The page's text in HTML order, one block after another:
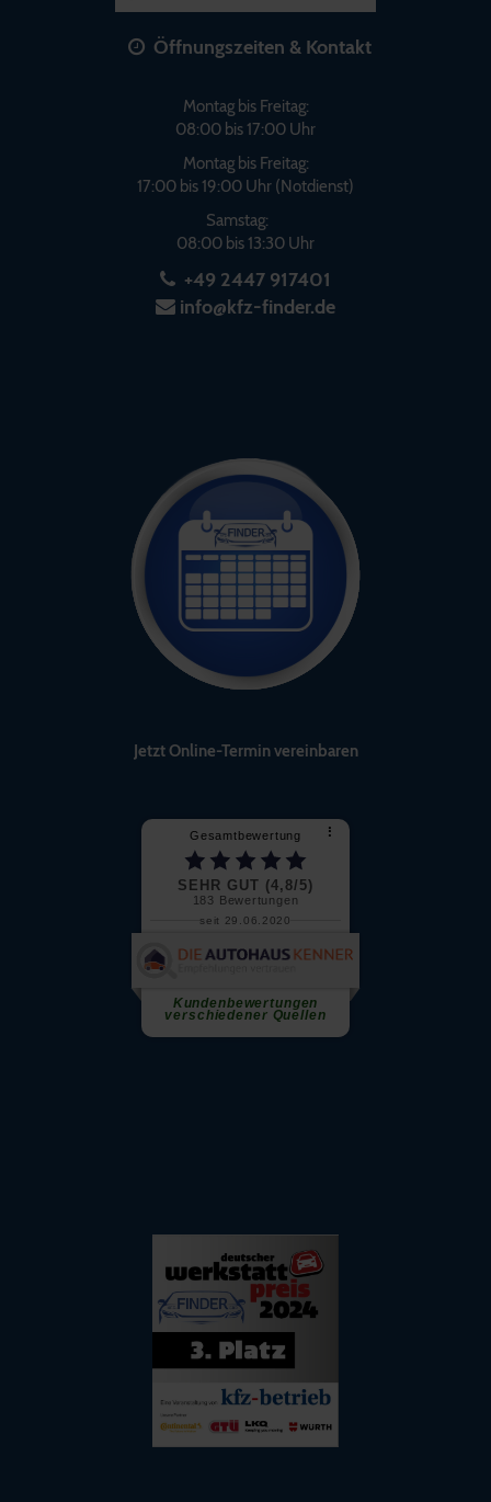
Öffnungszeiten & Kontakt
Montag bis Freitag:
08:00 bis 17:00 Uhr
Montag bis Freitag:
17:00 bis 19:00 Uhr (Notdienst)
Samstag:
08:00 bis 13:30 Uhr
+49 2447 917401
info@kfz-finder.de
Jetzt Online-Termin vereinbaren